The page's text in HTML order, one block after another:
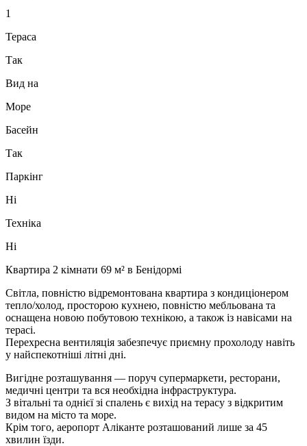
1
Тераса
Так
Вид на
Море
Басейн
Так
Паркінг
Ні
Техніка
Ні
Квартира 2 кімнати 69 м² в Бенідормі
Світла, повністю відремонтована квартира з кондиціонером
тепло/холод, просторою кухнею, повністю мебльована та
оснащена новою побутовою технікою, а також із навісами на
терасі.
Перехресна вентиляція забезпечує приємну прохолоду навіть
у найспекотніші літні дні.
Вигідне розташування — поруч супермаркети, ресторани,
медичні центри та вся необхідна інфраструктура.
З вітальні та однієї зі спалень є вихід на терасу з відкритим
видом на місто та море.
Крім того, аеропорт Аліканте розташований лише за 45
хвилин їзди.